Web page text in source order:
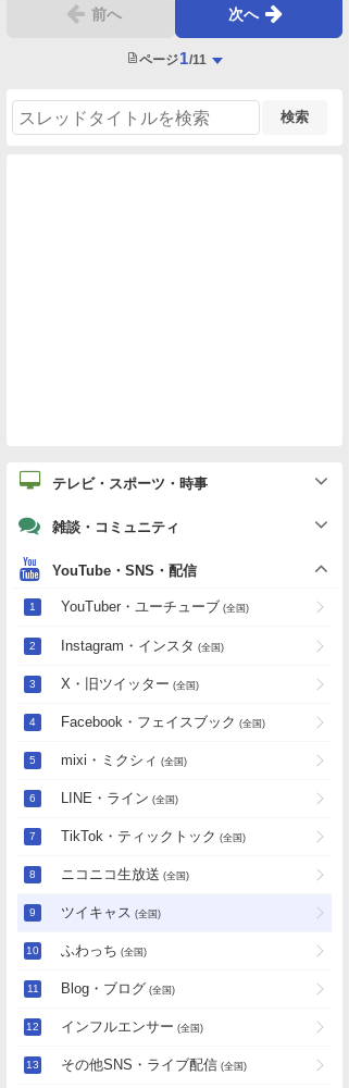
前へ 次へ
ページ1 /11
検索
テレビ・スポーツ・時事
雑談・コミュニティ
YouTube・SNS・配信
YouTuber・ユーチューブ (全国)
Instagram・インスタ (全国)
X・旧ツイッター (全国)
Facebook・フェイスブック (全国)
mixi・ミクシィ (全国)
LINE・ライン (全国)
TikTok・ティックトック (全国)
ニコニコ生放送 (全国)
ツイキャス (全国)
ふわっち (全国)
Blog・ブログ (全国)
インフルエンサー (全国)
その他SNS・ライブ配信 (全国)